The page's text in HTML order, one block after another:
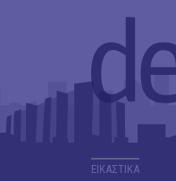
ΕΙΚΑΣΤΙΚΑ